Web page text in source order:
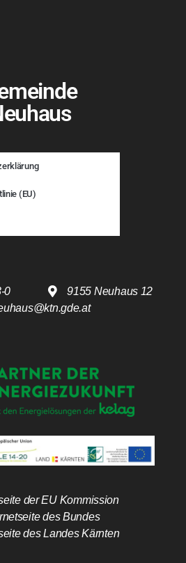
(EU)
0
9155 Neuhaus 12
der EU Kommission
des Bundes
des Landes Kärnten